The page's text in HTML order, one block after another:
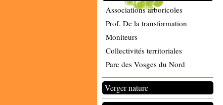
Associations arboricoles
Prof. De la transformation
Moniteurs
Collectivités territoriales
Parc des Vosges du Nord
Verger nature